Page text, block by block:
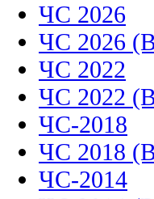
ЧС 2026
ЧС 2026
ЧС 2022
ЧС 2022
ЧС-2018
ЧС 2018
ЧС-2014